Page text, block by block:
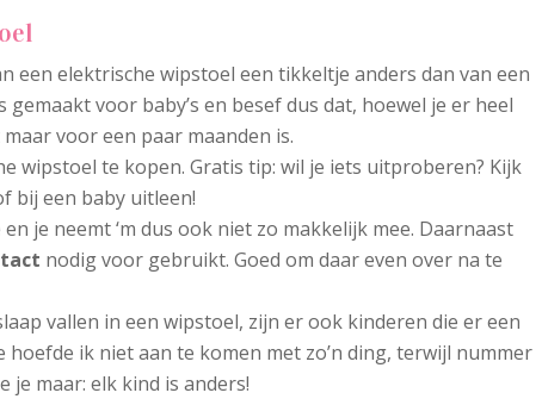
een elektrische wipstoel een tikkeltje anders dan van een
voor baby’s en besef dus dat, hoewel je er heel
voor een paar maanden is.
wipstoel te kopen. Gratis tip: wil je iets uitproberen? Kijk
bij een baby uitleen!
je neemt ‘m dus ook niet zo makkelijk mee. Daarnaast
nodig voor gebruikt. Goed om daar even over na te
vallen in een wipstoel, zijn er ook kinderen die er een
ik niet aan te komen met zo’n ding, terwijl nummer
je maar: elk kind is anders!